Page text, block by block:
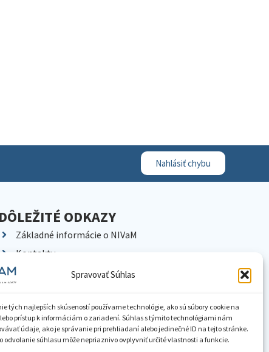
Spravovať Súhlas
tých najlepších skúseností používame technológie, ako sú súbory cookie na
prístup k informáciám o zariadení. Súhlas s týmito technológiami nám
údaje, ako je správanie pri prehliadaní alebo jedinečné ID na tejto stránke.
odvolanie súhlasu môže nepriaznivo ovplyvniť určité vlastnosti a funkcie.
Nahlásiť chybu
DÔLEŽITÉ ODKAZY
Základné informácie o NIVaM
Kontakty
Kariéra
Pracoviská NIVaM
Dokumenty inštitúcie
Knižnica